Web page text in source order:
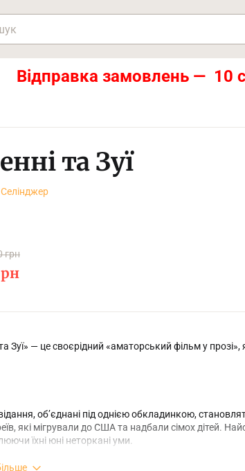
Відправка замовлень — 10
та Зуї
грн
Зуї» — це своєрідний «аматорський фільм у
об’єднані під однією обкладинкою,
які мігрували до США та надбали сімох дітей.
їхні юні неторкані уми.